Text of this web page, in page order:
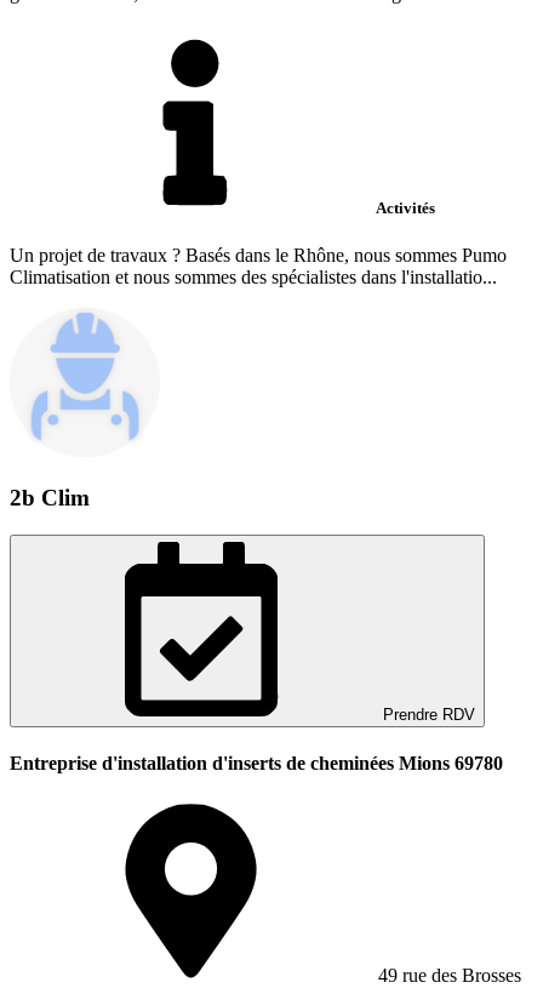
Activités
Un projet de travaux ? Basés dans le Rhône, nous sommes Pumo
Climatisation et nous sommes des spécialistes dans l'installatio...
2b Clim
Prendre RDV
Entreprise d'installation d'inserts de cheminées Mions 69780
49 rue des Brosses